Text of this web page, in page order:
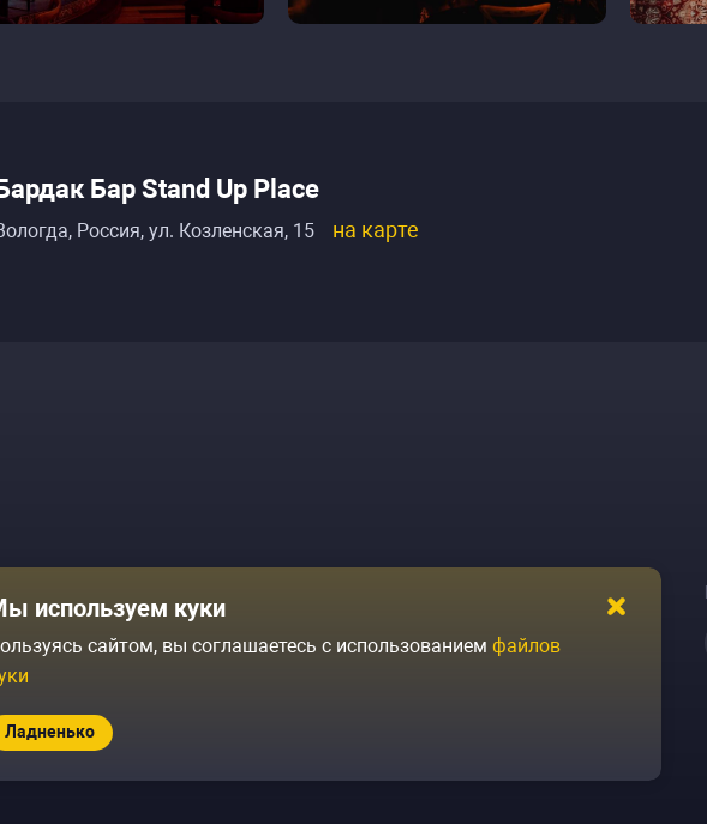
Бар Stand Up Place
Россия, ул. Козленская, 15 на карте
событий
Журнал Политика конфиденциальности
используем куки
сайтом, вы соглашаетесь с использованием файлов
Ладненько